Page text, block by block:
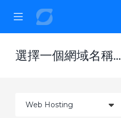
Mobile
Menu
選擇一個網域名稱...